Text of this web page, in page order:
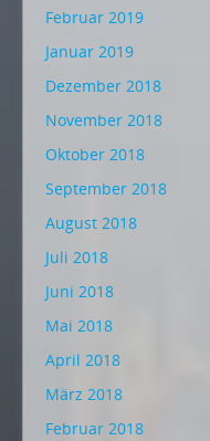
Februar 2019
Januar 2019
Dezember 2018
November 2018
Oktober 2018
September 2018
August 2018
Juli 2018
Juni 2018
Mai 2018
April 2018
März 2018
Februar 2018